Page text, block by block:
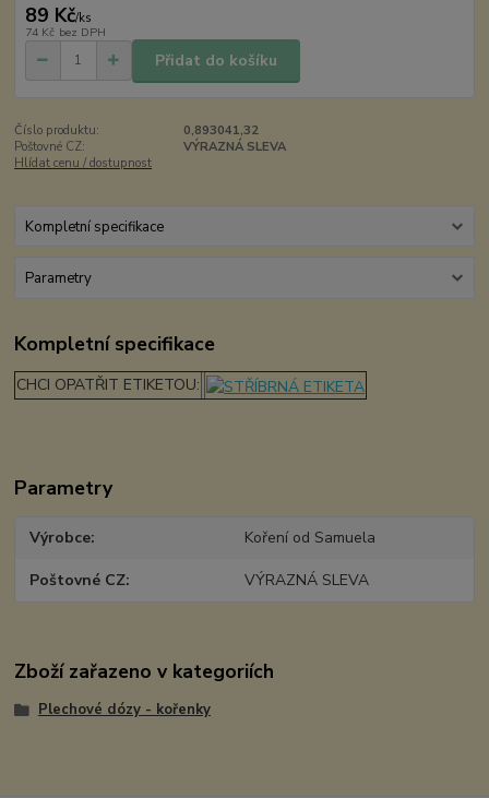
89 Kč/ks
74 Kč bez DPH
Přidat do košíku
Číslo produktu:
0,893041,32
Poštovné CZ:
VÝRAZNÁ SLEVA
Hlídat cenu / dostupnost
Kompletní specifikace
Parametry
Kompletní specifikace
CHCI OPATŘIT ETIKETOU:
Parametry
Výrobce Koření od Samuela
Poštovné CZ VÝRAZNÁ SLEVA
Zboží zařazeno v kategoriích
Plechové dózy - kořenky